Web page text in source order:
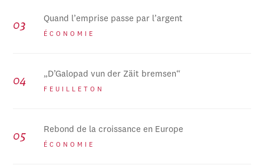
Quand l’emprise passe par l’argent
ÉCONOMIE
„D’Galopad vun der Zäit bremsen“
FEUILLETON
Rebond de la croissance en Europe
ÉCONOMIE